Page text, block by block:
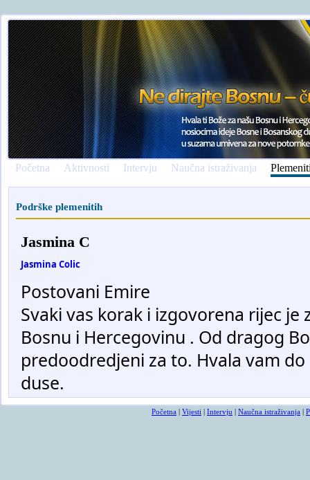
Početna Aktivnosti Intervju Naučna istraživanja
Podrške plemenitih
Jasmina C
Jasmina Colic
Postovani Emire
Svaki vas korak i izgovorena rijec je
Bosnu i Hercegovinu . Od dragog
predoodredjeni za to. Hvala vam
duse.
Početna Vijesti Intervju Naučna istraživanja